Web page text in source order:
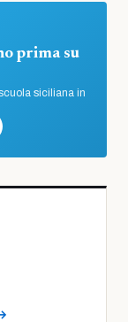
prima su
siciliana in